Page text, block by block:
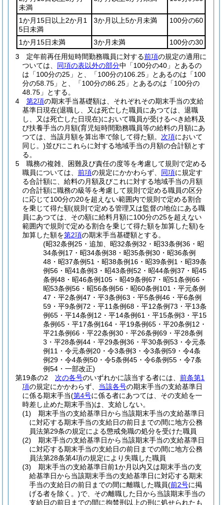
未満
1か月15日以上2か月1
5日未満
3か月以上5か月未満 100分の60
1か月15日未満 3か月未満
100分の30
3
定年前再任用短時間勤務職員に対する前項の規定の適用に
ついては、 同項の表以外の部分中「100分の40」とあるの
は「100分の25」と、「100分の106.25」とあるのは「100
分の58.75」と、「100分の86.25」とあるのは「100分の
48.75」とする。
4
第2項の期末手当基礎額は、それぞれその期末手当の支給
基準日現在(退職し、又は死亡した職員にあつては、退職
し、又は死亡した日現在)において職員が受けるべき給料及
び扶養手当の月額(育児短時間勤務職員等の給料の月額にあ
つては、当該月額を算出率で除して得た額。 次項において
同じ。)並びにこれらに対する地域手当の月額の合計額とす
る。
5
職務の複雑、困難及び責任の度等を考慮して規則で定める
職員については、 前項の規定にかかわらず、 同項に規定す
る合計額に、給料の月額及びこれに対する地域手当の月額
の合計額に職務の級等を考慮して規則で定める職員の区分
に応じて100分の20を超えない範囲内で規則で定める割合
を乗じて得た額(規則で定める管理又は監督の地位にある職
員にあつては、その額に給料月額に100分の25を超えない
範囲内で規則で定める割合を乗じて得た額を加算した額)を
加算した額を第2項の期末手当基礎額とする。
(昭32条例25・追加、昭32条例32・昭33条例36・昭
34条例17・昭34条例38・昭35条例30・昭36条例
48・昭37条例51・昭38条例16・昭39条例1・昭39条
例56・昭41条例3・昭43条例52・昭44条例37・昭45
条例48・昭46条例105・昭49条例67・昭51条例66・
昭53条例56・昭56条例56・昭60条例101・平元条例
47・平2条例47・平3条例63・平5条例46・平6条例
59・平9条例72・平11条例68・平12条例73・平13条
例65・平14条例12・平14条例61・平15条例3・平15
条例65・平17条例164・平19条例65・平20条例12・
平21条例66・平22条例30・平26条例69・平28条例
3・平28条例44・平29条例36・平30条例53・令元条
例11・令元条例20・令3条例3・令3条例59・令4条
例29・令4条例50・令5条例45・令6条例55・令7条
例54・一部改正)
第19条の2
次の各号のいずれかに該当する者には、 前条第1
項の規定にかかわらず、 当該各号の期末手当の支給基準日
に係る期末手当(第4号に係る者にあつては、その支給を一
時差し止めた期末手当)は、支給しない。
(1)
期末手当の支給基準日から当該期末手当の支給基準日
に対応する期末手当の支給日の前日までの間に地方公務
員法第29条の規定による懲戒免職の処分を受けた職員
(2)
期末手当の支給基準日から当該期末手当の支給基準日
に対応する期末手当の支給日の前日までの間に地方公務
員法第28条第4項の規定により失職した職員
(3)
期末手当の支給基準日前1か月以内又は期末手当の支
給基準日から当該期末手当の支給基準日に対応する期末
手当の支給日の前日までの間に離職した職員(前2号に掲
げる者を除く。)で、その離職した日から当該期末手当の
支給日の前日までの間に拘禁刑以上の刑に処せられたも